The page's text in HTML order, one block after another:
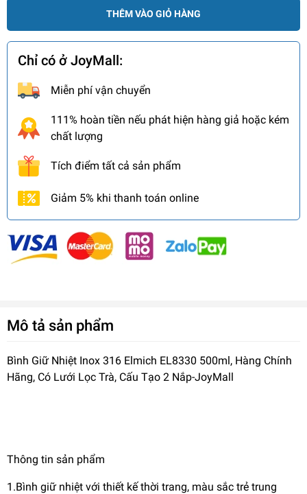
THÊM VÀO GIỎ HÀNG
Chỉ có ở JoyMall:
Miễn phí vận chuyển
111% hoàn tiền nếu phát hiện hàng giả hoặc kém
chất lượng
Tích điểm tất cả sản phẩm
Giảm 5% khi thanh toán online
Mô tả sản phẩm
Bình Giữ Nhiệt Inox 316 Elmich EL8330 500ml, Hàng Chính
Hãng, Có Lưới Lọc Trà, Cấu Tạo 2 Nắp-JoyMall
Thông tin sản phẩm
1.Bình giữ nhiệt với thiết kế thời trang, màu sắc trẻ trung